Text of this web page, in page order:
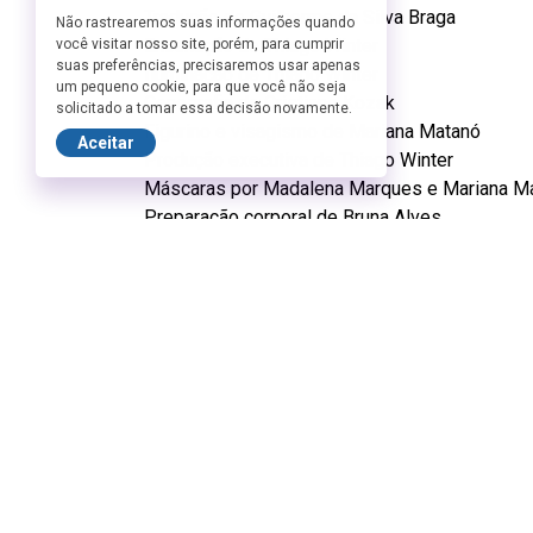
Tradução de Guilherme da Silva Braga
Encenação de Thiago Winter
Iluminação de Thiago Winter
Cenografia de Cristiano Kozak
Figurino e visagismo de Mariana Matanó
Produção executiva de Thiago Winter
Máscaras por Madalena Marques e Mariana
Preparação corporal de Bruna Alves
Não rastrearemos suas informações quando
você visitar nosso site, porém, para cumprir
suas preferências, precisaremos usar apenas
um pequeno cookie, para que você não seja
solicitado a tomar essa decisão novamente.
Aceitar